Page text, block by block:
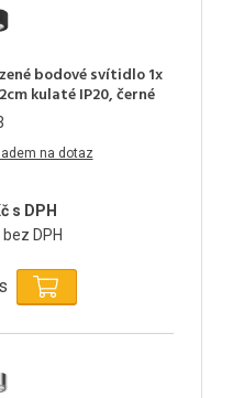
bodové svítidlo 1x
kulaté IP20, černé
na dotaz
s DPH
DPH